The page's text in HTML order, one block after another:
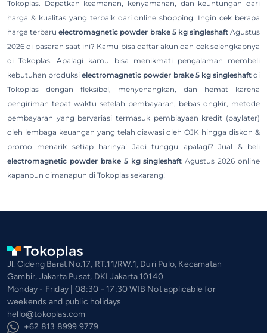
Tokoplas. Dapatkan keamanan, kenyamanan, dan keuntungan dari
harga & kualitas yang terbaik dari online shopping. Ingin cek berapa
harga terbaruelectromagnetic powder brake 5 kg singleshaftAgustus
2026 di pasaran saat ini? Kamu bisa daftar akun dan cek selengkapnya
di Tokoplas. Apalagi kamu bisa menikmati pengalaman membeli
kebutuhan produksielectromagnetic powder brake 5 kg singleshaftdi
Tokoplas dengan fleksibel, menyenangkan, dan hemat karena
pengiriman tepat waktu setelah pembayaran, bebas ongkir, metode
pembayaran yang bervariasi termasuk pembiayaan kredit (paylater)
oleh lembaga keuangan yang telah diawasi oleh OJK hingga diskon &
promo menarik setiap harinya! Jadi tunggu apalagi? Jual & beli
electromagnetic powder brake 5 kg singleshaft Agustus 2026 online
kapanpun dimanapun di Tokoplas sekarang!
Jl. Cideng Barat No.17, RT.11/RW.1, Duri Pulo, Kecamatan
Gambir, Jakarta Pusat, DKI Jakarta 10140
Monday - Friday | 08:30 - 17:30 WIB Not applicable for
weekends and public holidays
hello@tokoplas.com
+62 813 8999 9779